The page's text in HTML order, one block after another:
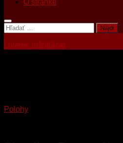
O stránke
Hľadať:
Loveee inšpirácie
Polohy